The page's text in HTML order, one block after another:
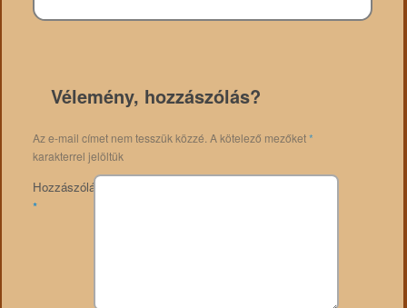
Vélemény, hozzászólás?
Az e-mail címet nem tesszük közzé. A kötelező mezőket*
karakterrel jelöltük
Hozzászólás
*